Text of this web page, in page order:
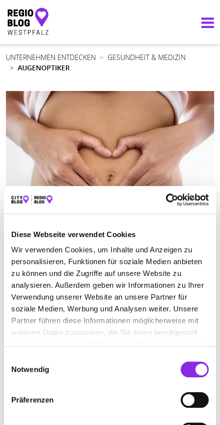
Diese Webseite verwendet Cookies
Wir verwenden Cookies, um Inhalte und Anzeigen zu
personalisieren, Funktionen für soziale Medien anbieten
zu können und die Zugriffe auf unsere Website zu
analysieren. Außerdem geben wir Informationen zu Ihrer
Verwendung unserer Website an unsere Partner für
soziale Medien, Werbung und Analysen weiter. Unsere
Partner führen diese Informationen möglicherweise mit
weiteren Daten zusammen, die Sie ihnen bereitgestellt
Notwendig
Präferenzen
Hauptnavigation
UNTERNEHMEN ENTDECKEN
GESUNDHEIT & MEDIZIN
AUGENOPTIKER
AUGENOPTIKER IN EISENBERG
Suchen nach
Finden
DELKER OPTIK